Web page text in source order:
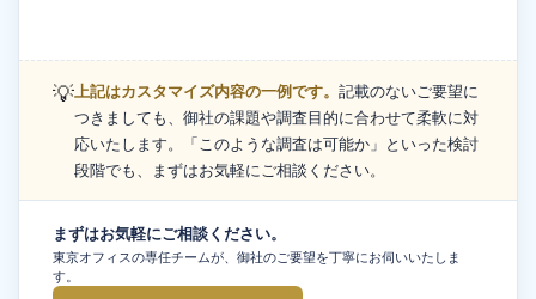
💡上記はカスタマイズ内容の一例です。 記載のないご要望に
つきましても、御社の課題や調査目的に合わせて柔軟に対
応いたします。「このような調査は可能か」といった検討
段階でも、まずはお気軽にご相談ください。
まずはお気軽にご相談ください。
東京オフィスの専任チームが、御社のご要望を丁寧にお伺いいたしま
す。